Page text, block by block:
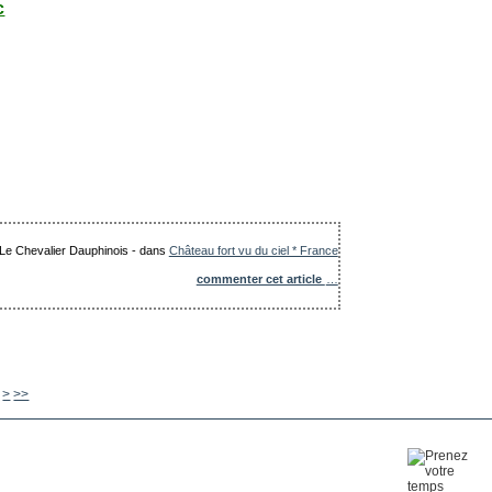
Chevalier Dauphinois -dans Château fort vu du ciel * France
commenter cet article
630
640
650
660
670
680
690
700
800
900
1000
1100
1200
1300
> >>